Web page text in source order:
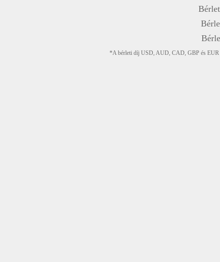
*A bérleti díj USD, AUD, CAD, GBP és EUR